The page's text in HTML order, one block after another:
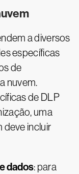
a diversos
específicas
de
nuvem.
de DLP
uma
deve incluir
dados: para